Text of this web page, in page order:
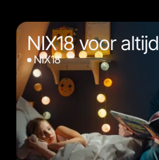
NIX18 voor altijd
NIX18